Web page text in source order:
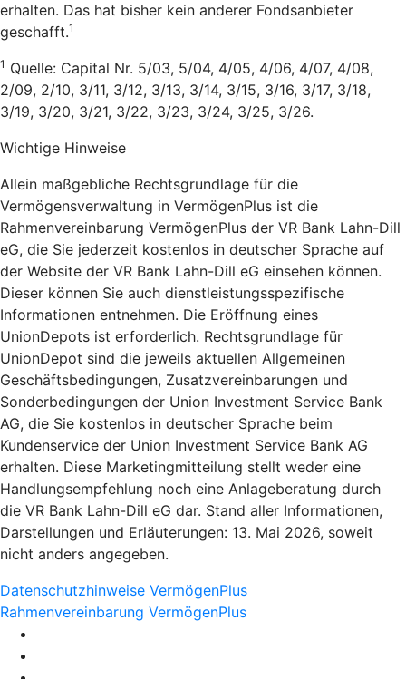
erhalten. Das hat bisher kein anderer Fondsanbieter
geschafft.1
1 Quelle: Capital Nr. 5/03, 5/04, 4/05, 4/06, 4/07, 4/08,
2/09, 2/10, 3/11, 3/12, 3/13, 3/14, 3/15, 3/16, 3/17, 3/18,
3/19, 3/20, 3/21, 3/22, 3/23, 3/24, 3/25, 3/26.
Wichtige Hinweise
Allein maßgebliche Rechtsgrundlage für die
Vermögensverwaltung in VermögenPlus ist die
Rahmenvereinbarung VermögenPlus der VR Bank Lahn-Dill
eG, die Sie jederzeit kostenlos in deutscher Sprache auf
der Website der VR Bank Lahn-Dill eG einsehen können.
Dieser können Sie auch dienstleistungsspezifische
Informationen entnehmen. Die Eröffnung eines
UnionDepots ist erforderlich. Rechtsgrundlage für
UnionDepot sind die jeweils aktuellen Allgemeinen
Geschäftsbedingungen, Zusatzvereinbarungen und
Sonderbedingungen der Union Investment Service Bank
AG, die Sie kostenlos in deutscher Sprache beim
Kundenservice der Union Investment Service Bank AG
erhalten. Diese Marketingmitteilung stellt weder eine
Handlungsempfehlung noch eine Anlageberatung durch
die VR Bank Lahn-Dill eG dar. Stand aller Informationen,
Darstellungen und Erläuterungen: 13. Mai 2026, soweit
nicht anders angegeben.
Datenschutzhinweise VermögenPlus
Rahmenvereinbarung VermögenPlus